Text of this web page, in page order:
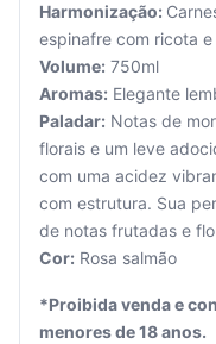
Seu
carrinho
está
vazio.
Adicione
produtos
para
começar.
Harmonização:
espinafre com ricota
Volume: 750ml
Aromas: Elegante
Paladar: Notas de
florais e um leve
com uma acidez
com estrutura. Sua
de notas frutadas e
Cor: Rosa salmão
*Proibida venda e
menores de 18 anos.